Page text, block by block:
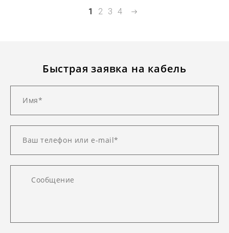
1 2 3 4
Быстрая заявка на кабель